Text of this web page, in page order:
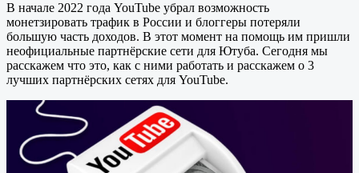
В начале 2022 года YouTube убрал возможность
монетзировать трафик в России и блоггеры потеряли
большую часть доходов. В этот момент на помощь им пришли
неофициальные партнёрские сети для Ютуба. Сегодня мы
расскажем что это, как с ними работать и расскажем о 3
лучших партнёрских сетях для YouTube.